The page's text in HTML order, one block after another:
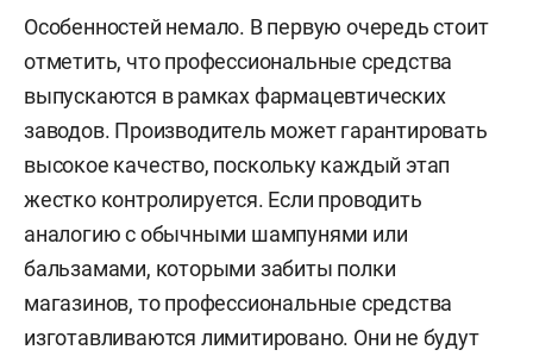
Особенностей немало. В первую очередь стоит
отметить, что профессиональные средства
выпускаются в рамках фармацевтических
заводов. Производитель может гарантировать
высокое качество, поскольку каждый этап
жестко контролируется. Если проводить
аналогию с обычными шампунями или
бальзамами, которыми забиты полки
магазинов, то профессиональные средства
изготавливаются лимитировано. Они не будут